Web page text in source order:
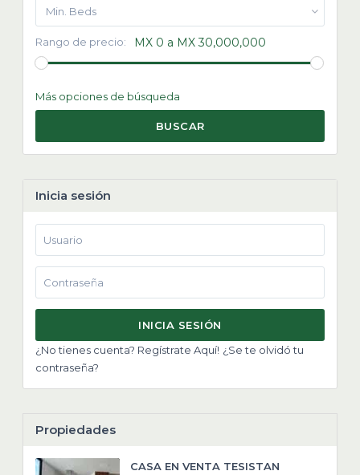
Min. Beds
Rango de precio: MX 0 a MX 30,000,000
Más opciones de búsqueda
BUSCAR
Inicia sesión
INICIA SESIÓN
¿No tienes cuenta? Regístrate Aquí! ¿Se te olvidó tu
contraseña?
Propiedades
CASA EN VENTA TESISTAN